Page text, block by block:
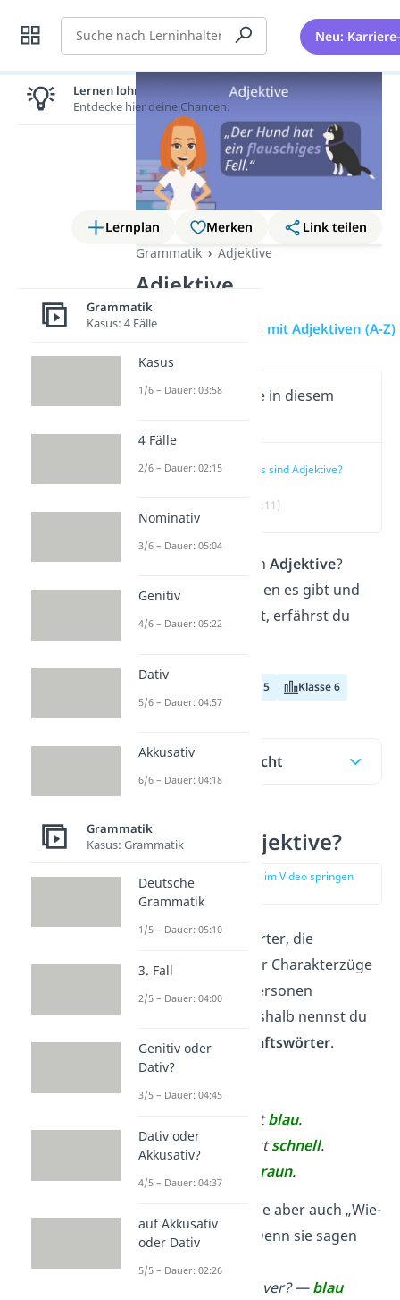
Suche Neu:
Lernplan Merken
Link teilen
Grammatik
Adjektive
Adjektive
Erklärung Liste mit Adjektiven (A-Z)
Wichtige Inhalte in diesem
Was sind Adjektive?
(00:11)
Was sind eigentlich Adjektive?
Welche Adjektivtypen es gibt und
wie du sie steigerst, erfährst du
Klasse 5 Klasse 6
Inhaltsübersicht
Was sind Adjektive?
zur Stelle im Video springen
Adjektivesind Wörter, die
Eigenschaften oder Charakterzüge
von Dingen und Personen
beschreiben — deshalb nennst du
sie auchEigenschaftswörter.
Der Pullover istblau.
Der Mann joggtschnell.
braun.
Du kannst Adjektive aber auch „Wie-
Wörter“ nennen. Denn sie sagen
dir, wie etwas ist.
Wie ist der Pullover? —blau
Lernen lohnt sich!
Entdecke hier deine Chancen.
Grammatik
Kasus: 4 Fälle
Kasus
1/6 – Dauer: 03:58
4 Fälle
2/6 – Dauer: 02:15
Nominativ
3/6 – Dauer: 05:04
Genitiv
4/6 – Dauer: 05:22
Dativ
5/6 – Dauer: 04:57
Akkusativ
6/6 – Dauer: 04:18
Grammatik
Kasus: Grammatik
Deutsche
Grammatik
1/5 – Dauer: 05:10
3. Fall
2/5 – Dauer: 04:00
Genitiv oder
Dativ?
3/5 – Dauer: 04:45
Dativ oder
Akkusativ?
4/5 – Dauer: 04:37
auf Akkusativ
oder Dativ
5/5 – Dauer: 02:26